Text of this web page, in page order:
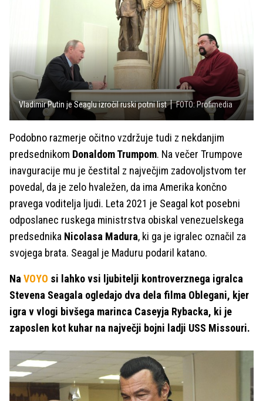
Vladimir Putin je Seaglu izročil ruski potni list FOTO: Profimedia
Podobno razmerje očitno vzdržuje tudi z nekdanjim
predsednikom Donaldom Trumpom. Na večer Trumpove
inavguracije mu je čestital z največjim zadovoljstvom ter
povedal, da je zelo hvaležen, da ima Amerika končno
pravega voditelja ljudi. Leta 2021 je Seagal kot posebni
odposlanec ruskega ministrstva obiskal venezuelskega
predsednika Nicolasa Madura, ki ga je igralec označil za
svojega brata. Seagal je Maduru podaril katano.
NaVOYO si lahko vsi ljubitelji kontroverznega igralca
Stevena Seagala ogledajo dva dela filma Oblegani, kjer
igra v vlogi bivšega marinca Caseyja Rybacka, ki je
zaposlen kot kuhar na največji bojni ladji USS Missouri.